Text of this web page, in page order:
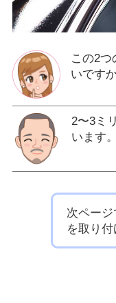
この2
いです
2〜3ミ
います。
次ペー
を取り